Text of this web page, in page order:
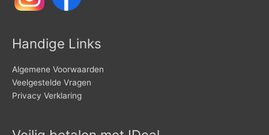
Handige Links
Algemene Voorwaarden
Veelgestelde Vragen
Privacy Verklaring